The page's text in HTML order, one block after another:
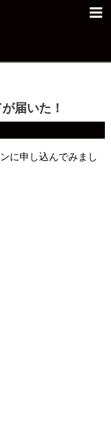
届いた！
に申し込んでみまし